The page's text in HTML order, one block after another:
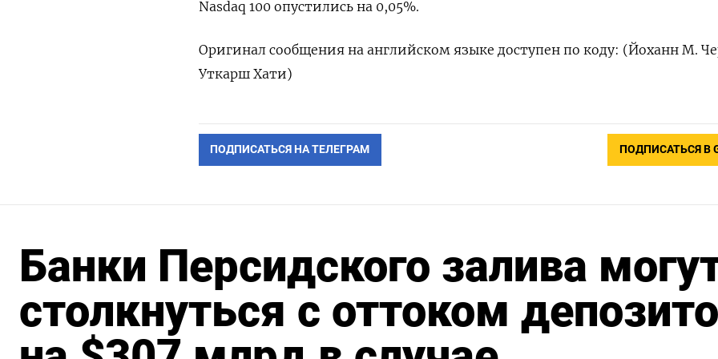
Nasdaq 100 ​опустились на ⁠0,05%.
Оригинал сообщения на английском ‌языке доступен ‌по коду: (Йоханн М.
‌Уткарш Хати)
ПОДПИСАТЬСЯ НА ТЕЛЕГРАМ ПОДПИСАТЬСЯ В
Банки Персидского залива
столкнуться с оттоком